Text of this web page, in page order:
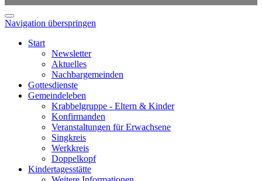
Navigation überspringen
Start
Newsletter
Aktuelles
Nachbargemeinden
Gottesdienste
Gemeindeleben
Krabbelgruppe - Eltern & Kinder
Konfirmanden
Veranstaltungen für Erwachsene
Singkreis
Werkkreis
Doppelkopf
Kindertagesstätte